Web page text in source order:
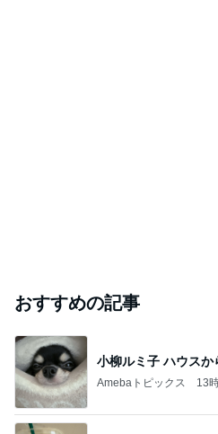
おすすめの記事
小柳ルミ子 ハウスか
Amebaトピックス 13